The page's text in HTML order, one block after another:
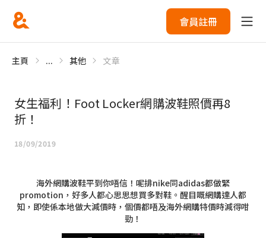
會員註冊
主頁 ... 其他 文章
女生福利！Foot Locker網購波鞋照價再8
折！
18/09/2019
海外網購波鞋平到你唔信！呢排nike同adidas都做緊
promotion，好多人都心思思想買多對鞋。醒目嘅網購達人都
知，即使係本地做大減價時，個價都唔及海外網購特價時減得咁
勁！